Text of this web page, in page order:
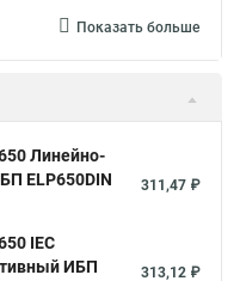
Показать больше
Линейно-
ELP650DIN
311,47 ₽
IEC
ИБП
313,12 ₽